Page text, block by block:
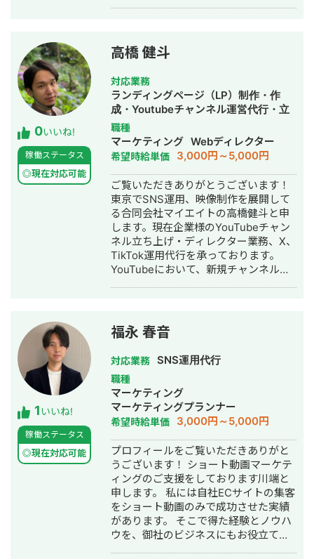
万人を越えることができました。 初心
者向けの解説が企業に評価され、5社か
ら商品紹介の依頼が来ました。
https://www.youtube.com/channel/
その後、投資チャンネルをプロデュー
スし、バックエンドのサービスの集客
にYouTubeを活用したことで1年間の売
上約700万円を達成することができま
した。 自分のYouTubeに対するノウハ
ウがどれだけのものなのか検証するた
めに別名義・声出しなしで動画を投稿
したところ、2ヶ月間13本で登録者数
は2,000人 総再生回数は34万回を達成
することができました。 【強み】 エン
ジニア出身なこともあり、再生回数や
投稿日のデータを一括取得できるマク
ロの開発をしたり、伸びている動画の
共通点を洗い出すのが得意です。 営業
用に繋がる仕組みづくりも重要視して
います。 動画の結果だけでなくその先
の公式LINEやGA4などのデータを元に
全体的な戦略構築も行っています。 分
析や戦略設計だけでなく、企画・撮
影・編集と一貫して行えるので細かな
要望も叶えることが可能です。 【個人
の実績】 ・なかしーの電子工作部 登録
者数30,000人 ・別名義＆声出しなしの
チャンネル 登録者数6,000人 【コンサ
ル or ディレクションした実績】 ・日
本がよくなるシゴトずかん 登録者数0
人→5万人 100万回再生が2本 ・投資チ
ャンネル 登録者数400人→1,000人 サ
ービス売上700万円超え ・元プロバス
ケットボール選手のチャンネル 0人
→7,000人 ・Jazzのカラオケチャンネ
0いいね!
稼働ステータス
◎現在対応可能
高橋 健斗
対応業務
ランディングページ（LP）制作・作
成・Youtubeチャンネル運営代行・立
ち上げ・SNS運用代行・記事作成代
行・ライティング・ホームページ制
作・作成・動画制作・動画編集
職種
マーケティング Webディレクター
希望時給単価 3,000円～5,000円
ご覧いただきありがとうございます！
東京でSNS運用、映像制作を展開して
る合同会社マイエイトの高橋健斗と申
します。現在企業様のYouTubeチャン
ネル立ち上げ・ディレクター業務、X、
TikTok運用代行を承っております。
YouTubeにおいて、新規チャンネルの
するだけではなく、お客様の売り上げ
やKPIに繋がるよう設計、企画立案を行
う部分から入らせていただいておりま
す。 SNS運用の人材リソースが不足し
ている企業様や、SNS周りでお困の企
業様など、お気軽にお声がけ頂けます
と幸いです。 会社PR動画の撮影、映像
も可能です。 業務は丁寧・迅速・柔軟
な対応を心掛けています。 どうぞよろ
しくお願いいたします！
1いいね!
稼働ステータス
◎現在対応可能
福永 春音
対応業務 SNS運用代行
職種
マーケティング
マーケティングプランナー
希望時給単価 3,000円～5,000円
プロフィールをご覧いただきありがと
うございます！ ショート動画マーケテ
ィングのご支援をしております川端と
申します。 私には自社ECサイトの集客
をショート動画のみで成功させた実績
があります。 そこで得た経験とノウハ
ウを、御社のビジネスにもお役立てで